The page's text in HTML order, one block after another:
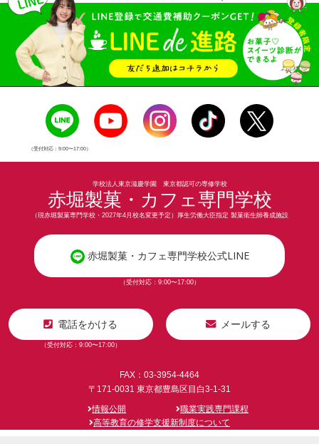
（受付対応：9:00〜17:00）
学校法人東京滋慶学園 東京都認可の専修学校
赤堀製菓・カフェ専門学校
（現赤堀製菓専門学校・2027年4月校名変更予定）厚生労働大臣指定 製菓衛生師養成施設
赤堀製菓・カフェ専門学校公式LINE
（受付対応：9:00〜17:00）
電話をかける
（受付対応：9:00〜17:00）
メールする
FAX：03-3954-4464
〒171-0031 東京都豊島区目白3-1-31
情報公開
職業実践専門課程
高等教育の修学支援新制度について